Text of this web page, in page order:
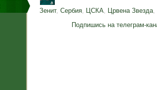
Зенит, Сербия, ЦСКА, Црвена Звезда,
Подпишись на телеграм-